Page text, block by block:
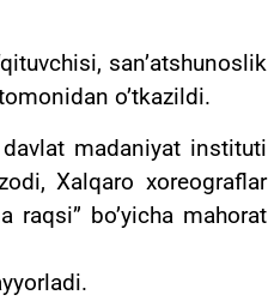
san’atshunoslik
o’tkazildi.
madaniyat instituti
Xalqaro xoreograflar
raqsi” bo’yicha mahorat